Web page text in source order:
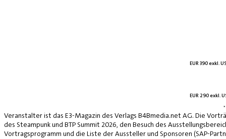
EUR 390 exkl.
EUR 290 exkl.
Veranstalter ist das E3-Magazin des Verlags B4Bmedia.net AG. Die
des Steampunk und BTP Summit 2026, den Besuch des
Vortragsprogramm und die Liste der Aussteller und Sponsoren (SAP-